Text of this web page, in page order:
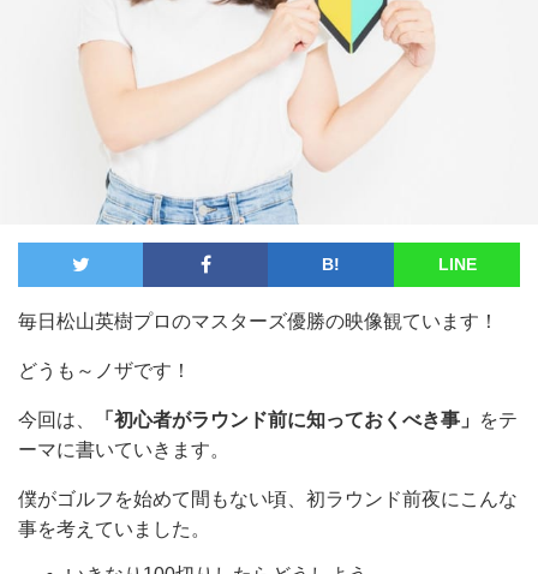
B! LINE
毎日松山英樹プロのマスターズ優勝の映像観ています！
どうも～ノザです！
今回は、 「初心者がラウンド前に知っておくべき事」
をテ
ーマに書いていきます。
僕がゴルフを始めて間もない頃、初ラウンド前夜にこんな
事を考えていました。